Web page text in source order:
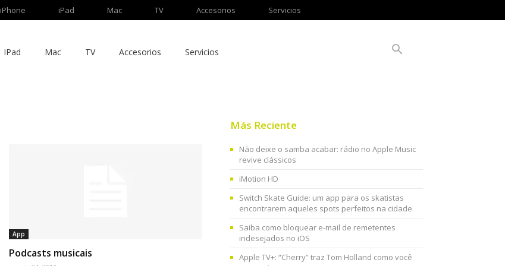
iPhone iPad Mac TV Accesorios Servicios
IPad Mac TV Accesorios Servicios
App
Podcasts musicais
Más Reciente
Não deixe o samba acabar: rádio no Apple Music
revive clássicos
iMotion HD
Switch Skate Guide: um app para os skatistas
encontrarem aqueles spots perfeitos na cidade
Saiba como bloquear e-mail de remetentes
indesejados no iOS
Apple TV+: “Cherry” traz Tom Holland como você